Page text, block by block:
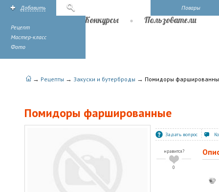
Повары
Добавить
Рецепт
Мастер-класс
Фото
Конкурсы Пользователи
→ Рецепты → Закуски и бутерброды → Помидоры
Помидоры фаршированные
Задать вопрос
нравится?
0